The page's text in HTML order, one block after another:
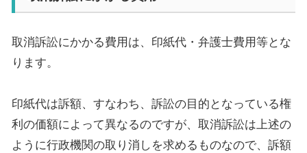
取消訴訟にかかる費用は、印紙代・弁護士費用等とな
ります。
印紙代は訴額、すなわち、訴訟の目的となっている権
利の価額によって異なるのですが、取消訴訟は上述の
ように行政機関の取り消しを求めるものなので、訴額